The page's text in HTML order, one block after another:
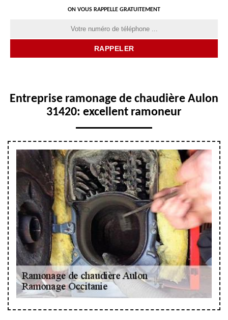
ON VOUS RAPPELLE GRATUITEMENT
Entreprise ramonage de chaudière Aulon
31420: excellent ramoneur